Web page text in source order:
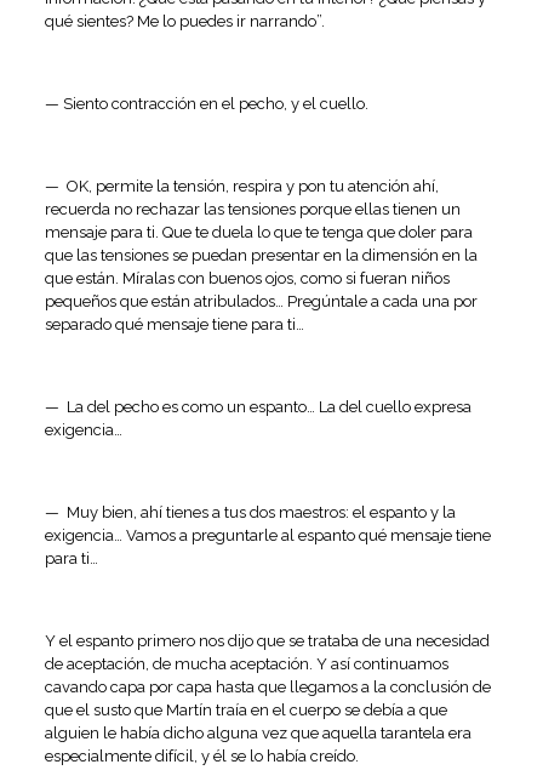
qué sientes? Me lo puedes ir narrando”.
— Siento contracción en el pecho, y el cuello.
— OK, permite la tensión, respira y pon tu atención ahí,
recuerda no rechazar las tensiones porque ellas tienen un
mensaje para ti. Que te duela lo que te tenga que doler para
que las tensiones se puedan presentar en la dimensión en la
que están. Míralas con buenos ojos, como si fueran niños
pequeños que están atribulados… Pregúntale a cada una por
separado qué mensaje tiene para ti…
— La del pecho es como un espanto… La del cuello expresa
exigencia…
— Muy bien, ahí tienes a tus dos maestros: el espanto y la
exigencia… Vamos a preguntarle al espanto qué mensaje tiene
para ti…
Y el espanto primero nos dijo que se trataba de una necesidad
de aceptación, de mucha aceptación. Y así continuamos
cavando capa por capa hasta que llegamos a la conclusión de
que el susto que Martín traía en el cuerpo se debía a que
alguien le había dicho alguna vez que aquella tarantela era
especialmente difícil, y él se lo había creído.